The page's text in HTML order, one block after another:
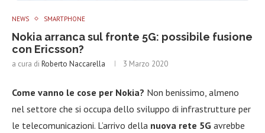
NEWS SMARTPHONE
Nokia arranca sul fronte 5G: possibile fusione
con Ericsson?
a cura di Roberto Naccarella 3 Marzo 2020
Come vanno le cose per Nokia? Non benissimo, almeno
nel settore che si occupa dello sviluppo di infrastrutture per
le telecomunicazioni. L’arrivo della nuova rete 5G avrebbe